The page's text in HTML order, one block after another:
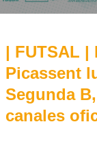
| FUTSAL |
Picassent
Segunda
canales